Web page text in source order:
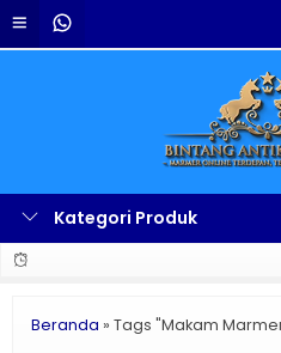
Kategori Produk
Beranda » Tags "Makam